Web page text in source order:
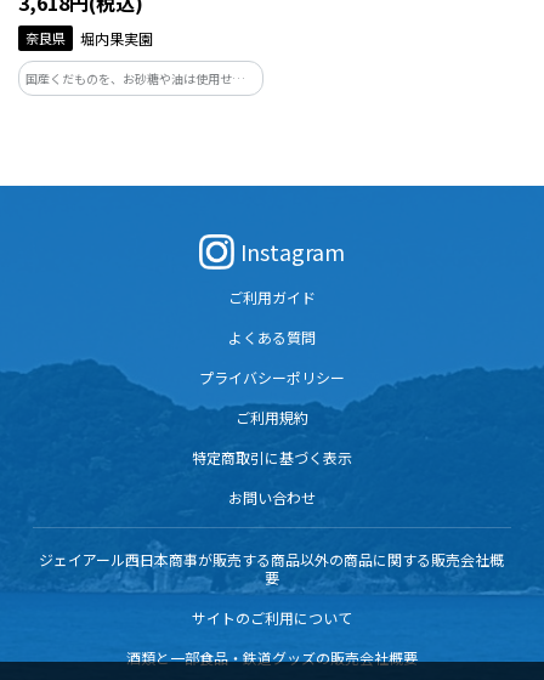
奈良県 堀内果実園
国産くだものを、お砂糖や油は使用せず、
そのままドライフルーツに!しっとりと、
ギフトです。
Instagram
ご利用ガイド
よくある質問
プライバシーポリシー
ご利用規約
特定商取引に基づく表示
お問い合わせ
ジェイアール西日本商事が販売する商品以外の商品に関する販売会社概
要
サイトのご利用について
酒類と一部食品・鉄道グッズの販売会社概要